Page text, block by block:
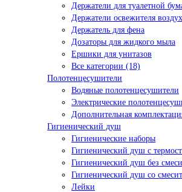
Держатели для туалетной
Держатели освежителя
Держатель для фена
Дозаторы для жидкого мыла
Ершики для унитазов
Все категории (18)
Полотенцесушители
Водяные полотенцесушители
Электрические
Дополнительная
Гигиенический душ
Гигиенические наборы
Гигиенический душ с
Гигиенический душ без
Гигиенический душ со
Лейки